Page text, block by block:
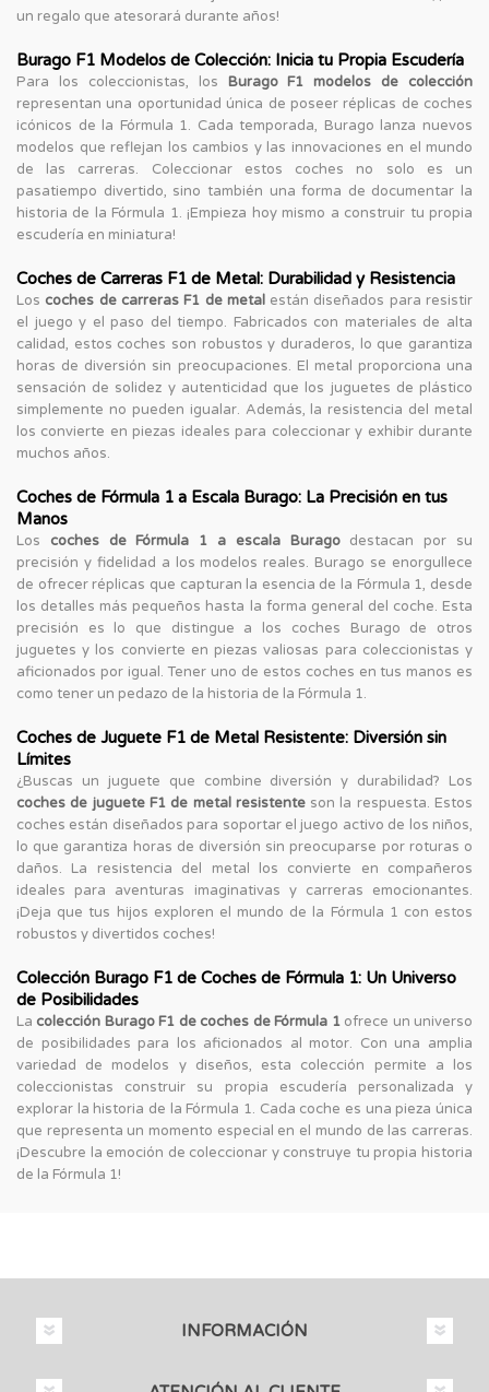
un regalo que atesorará durante años!
Burago F1 Modelos de Colección: Inicia tu Propia Escudería
Para los coleccionistas, los Burago F1 modelos de colección
representan una oportunidad única de poseer réplicas de coches
icónicos de la Fórmula 1. Cada temporada, Burago lanza nuevos
modelos que reflejan los cambios y las innovaciones en el mundo
de las carreras. Coleccionar estos coches no solo es un
pasatiempo divertido, sino también una forma de documentar la
historia de la Fórmula 1. ¡Empieza hoy mismo a construir tu propia
escudería en miniatura!
Coches de Carreras F1 de Metal: Durabilidad y Resistencia
Los coches de carreras F1 de metalestán diseñados para resistir
el juego y el paso del tiempo. Fabricados con materiales de alta
calidad, estos coches son robustos y duraderos, lo que garantiza
horas de diversión sin preocupaciones. El metal proporciona una
sensación de solidez y autenticidad que los juguetes de plástico
simplemente no pueden igualar. Además, la resistencia del metal
los convierte en piezas ideales para coleccionar y exhibir durante
muchos años.
Coches de Fórmula 1 a Escala Burago: La Precisión en tus
Manos
Los coches de Fórmula 1 a escala Buragodestacan por su
precisión y fidelidad a los modelos reales. Burago se enorgullece
de ofrecer réplicas que capturan la esencia de la Fórmula 1, desde
los detalles más pequeños hasta la forma general del coche. Esta
precisión es lo que distingue a los coches Burago de otros
juguetes y los convierte en piezas valiosas para coleccionistas y
aficionados por igual. Tener uno de estos coches en tus manos es
como tener un pedazo de la historia de la Fórmula 1.
Coches de Juguete F1 de Metal Resistente: Diversión sin
Límites
¿Buscas un juguete que combine diversión y durabilidad? Los
coches de juguete F1 de metal resistenteson la respuesta. Estos
coches están diseñados para soportar el juego activo de los niños,
lo que garantiza horas de diversión sin preocuparse por roturas o
daños. La resistencia del metal los convierte en compañeros
ideales para aventuras imaginativas y carreras emocionantes.
¡Deja que tus hijos exploren el mundo de la Fórmula 1 con estos
robustos y divertidos coches!
Colección Burago F1 de Coches de Fórmula 1: Un Universo
de Posibilidades
La colección Burago F1 de coches de Fórmula 1ofrece un universo
de posibilidades para los aficionados al motor. Con una amplia
variedad de modelos y diseños, esta colección permite a los
coleccionistas construir su propia escudería personalizada y
explorar la historia de la Fórmula 1. Cada coche es una pieza única
que representa un momento especial en el mundo de las carreras.
¡Descubre la emoción de coleccionar y construye tu propia historia
de la Fórmula 1!
INFORMACIÓN